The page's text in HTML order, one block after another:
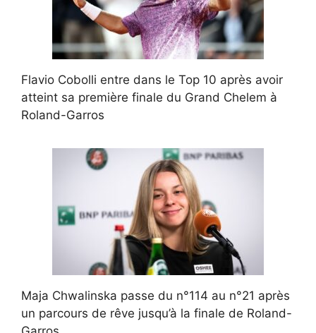
Flavio Cobolli entre dans le Top 10 après avoir
atteint sa première finale du Grand Chelem à
Roland-Garros
Maja Chwalinska passe du n°114 au n°21 après
un parcours de rêve jusqu’à la finale de Roland-